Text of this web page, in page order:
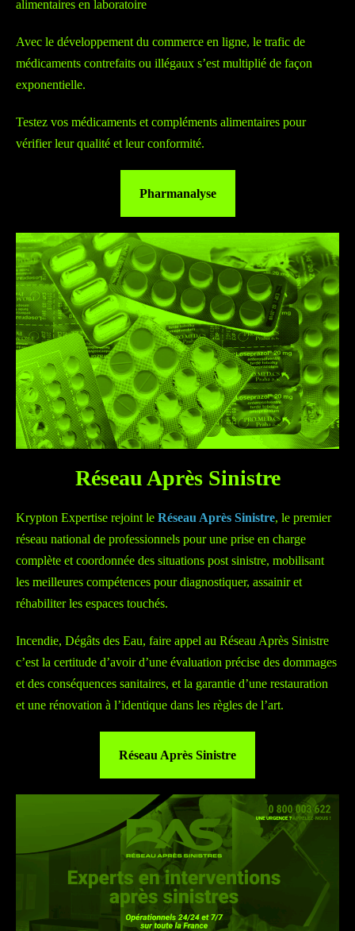
alimentaires en laboratoire
Avec le développement du commerce en ligne, le trafic de
médicaments contrefaits ou illégaux s’est multiplié de façon
exponentielle.
Testez vos médicaments et compléments alimentaires pour
vérifier leur qualité et leur conformité.
Pharmanalyse
Réseau Après Sinistre
Krypton Expertise rejoint le Réseau Après Sinistre, le premier
réseau national de professionnels pour une prise en charge
complète et coordonnée des situations post sinistre, mobilisant
les meilleures compétences pour diagnostiquer, assainir et
réhabiliter les espaces touchés.
Incendie, Dégâts des Eau, faire appel au Réseau Après Sinistre
c’est la certitude d’avoir d’une évaluation précise des dommages
et des conséquences sanitaires, et la garantie d’une restauration
et une rénovation à l’identique dans les règles de l’art.
Réseau Après Sinistre